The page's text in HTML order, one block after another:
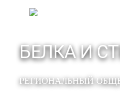
БЕЛКА И
РЕГИОНАЛЬНЫЙ